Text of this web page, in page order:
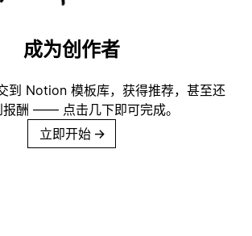
成为创作者
到 Notion 模板库，获得推荐，甚至还
报酬 —— 点击几下即可完成。
立即开始 →